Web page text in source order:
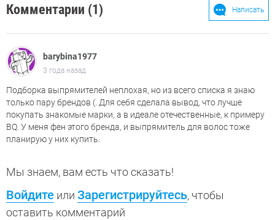
Комментарии (1) Написать
barybina1977
3 года назад
Подборка выпрямителей неплохая, но из всего списка я знаю
только пару брендов (. Для себя сделала вывод, что лучше
покупать знакомые марки, а в идеале отечественные, к примеру
BQ. У меня фен этого бренда, и выпрямитель для волос тоже
планирую у них купить.
Мы знаем, вам есть что сказать!
Войдите или Зарегистрируйтесь, чтобы
оставить комментарий